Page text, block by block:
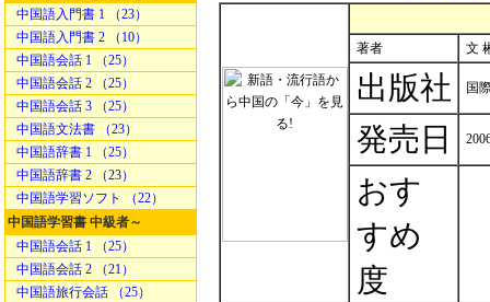
中国語入門書 1 （23）
中国語入門書 2 （10）
中国語会話 1 （25）
中国語会話 2 （25）
中国語会話 3 （25）
中国語文法書 （23）
中国語辞書 1 （25）
中国語辞書 2 （23）
中国語学習ソフト （22）
中国語学習書 中級者～
中国語会話 1 （25）
中国語会話 2 （21）
中国語旅行会話 （25）
著者 文
出版社 国
発売日
おす
すめ
度